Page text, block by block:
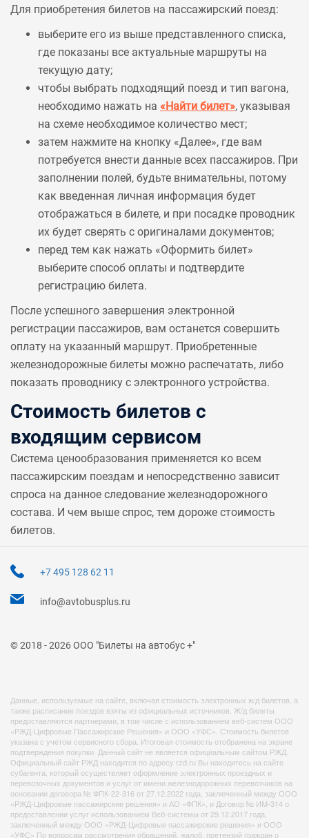
Для приобретения билетов на пассажирский поезд:
выберите его из выше представленного списка,
где показаны все актуальные маршруты на
текущую дату;
чтобы выбрать подходящий поезд и тип вагона,
необходимо нажать на «Найти билет», указывая
на схеме необходимое количество мест;
затем нажмите на кнопку «Далее», где вам
потребуется внести данные всех пассажиров. При
заполнении полей, будьте внимательны, потому
как введенная личная информация будет
отображаться в билете, и при посадке проводник
их будет сверять с оригиналами документов;
перед тем как нажать «Оформить билет»
выберите способ оплаты и подтвердите
регистрацию билета.
После успешного завершения электронной
регистрации пассажиров, вам останется совершить
оплату на указанный маршрут. Приобретенные
железнодорожные билеты можно распечатать, либо
показать проводнику с электронного устройства.
Стоимость билетов с
входящим сервисом
Система ценообразования применяется ко всем
пассажирским поездам и непосредственно зависит
спроса на данное следование железнодорожного
состава. И чем выше спрос, тем дороже стоимость
билетов.
+7 495 128 62 11
info@avtobusplus.ru
© 2018 - 2026 ООО "Билеты на автобус +"
Данные, используемые на сайте, включая стоимость электронных ж/д билетов, а
также расписание поездов взяты из официальных источников. Ж/д билеты
предоставляются партнерами, в том числе с использованием веб-систем ООО
«РЖД-Цифровые Пассажирские Решения» и ООО «УФС». Стоимость билетов
указана с учетом сервисного сбора. Итоговая стоимость отображена на экране
подтверждения покупки. Данный сайт не является официальным сайтом РЖД.
Официальный сайт РЖД находится по адресу rzd.ru Вы находитесь на сайте
субагента, который осуществляет оформление электронных проездных и
перевозочных документов и услуг от имени железнодорожных перевозчиков на
основании договора № ФПК-22-316 от 27.12.2022 года, заключенный между ООО
«РЖД-Цифровые пассажирские решения» и АО «ФПК», и Договор № ИМ-314 о
предоставлении услуг использованием Веб-системы от 29.12.2017 года,
заключенный между ООО «РЖД-Цифровые пассажирские решения» и ООО
«УФС» По вопросам рассмотрения обращений, жалоб, претензий граждан о